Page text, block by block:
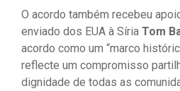
O acordo também recebeu
enviado dos EUA à Síria Tom
acordo como um “marco
reflecte um compromisso
dignidade de todas as